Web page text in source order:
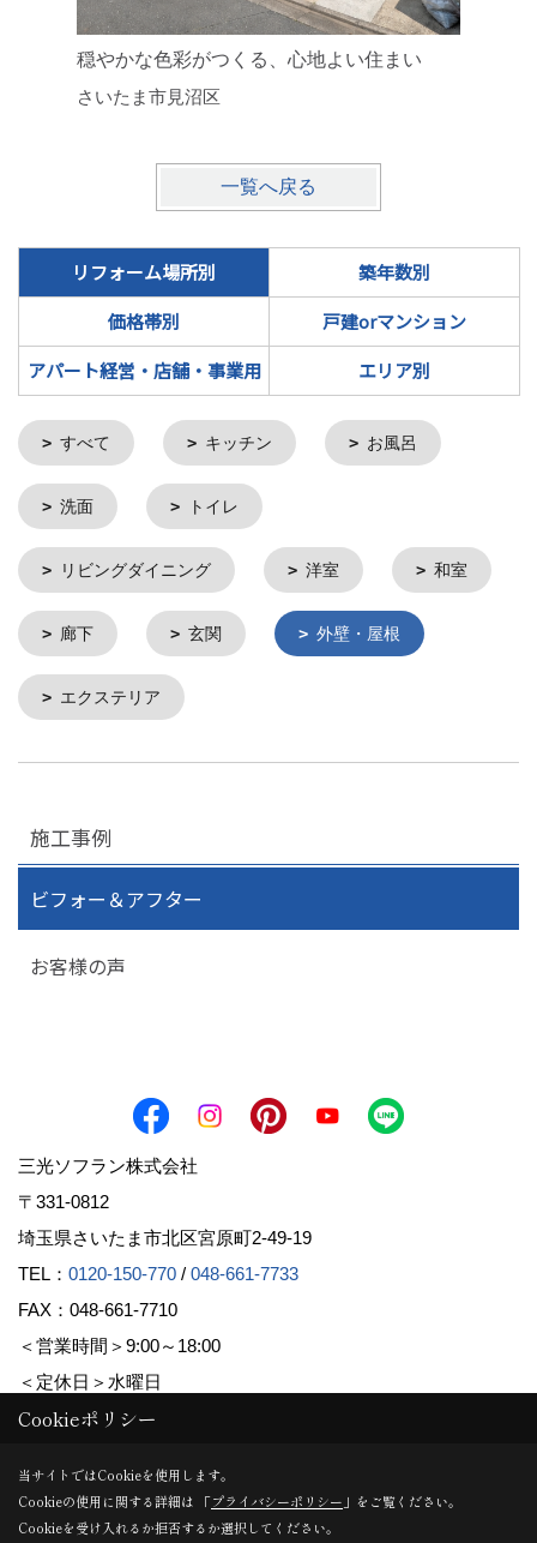
穏やかな色彩がつくる、心地よい住まい
さいたま市見沼区
一覧へ戻る
リフォーム場所別
築年数別
価格帯別
戸建orマンション
アパート経営・店舗・事業用
エリア別
すべて キッチン お風呂
洗面 トイレ
リビングダイニング 洋室 和室
廊下 玄関 外壁・屋根
エクステリア
施工事例
ビフォー＆アフター
お客様の声
三光ソフラン株式会社
〒331-0812
埼玉県さいたま市北区宮原町2-49-19
TEL： 0120-150-770 / 048-661-7733
FAX：048-661-7710
＜営業時間＞9:00～18:00
＜定休日＞水曜日
Copyright (c) Sanko Soflan Corporation. All Rights Reserved.
Produced byゴデスクリエイト
Cookieポリシー
当サイトではCookieを使用します。
Cookieの使用に関する詳細は 「プライバシーポリシー 」をご覧ください。
Cookieを受け入れるか拒否するか選択してください。